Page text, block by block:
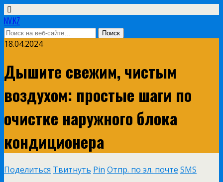
NV.KZ
18.04.2024
Дышите свежим, чистым
воздухом: простые шаги по
очистке наружного блока
кондиционера
Поделиться Твитнуть Pin Отпр. по эл. почте SMS